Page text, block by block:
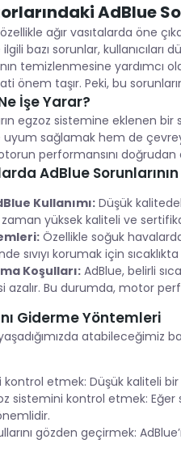
AdBlue
ağır vasıtalarda öne
bazı sorunlar, kullanıcıları
temizlenmesine
önem taşır. Peki, bu
İşe Yarar?
egzoz sistemine eklenen bir
sağlamak hem de
performansını
AdBlue
Kullanımı:Düşük
yüksek kaliteli ve
Özellikle soğuk
sıvıyı korumak için
Koşulları:AdBlue, belirli
azalır. Bu durumda, motor
Giderme Yöntemleri
atabileceğimiz
kontrol etmek: Düşük kaliteli
sistemini kontrol etmek:
gözden geçirmek: